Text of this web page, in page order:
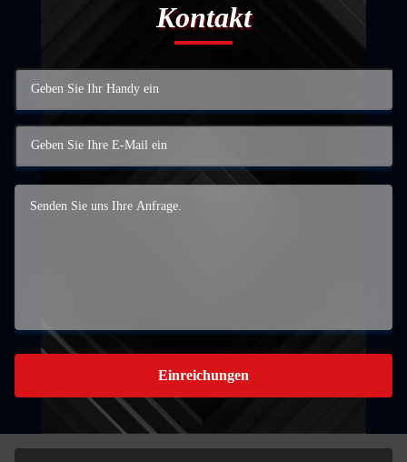
Kontakt
Einreichungen